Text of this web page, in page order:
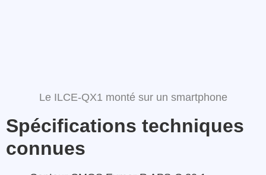
Le ILCE-QX1 monté sur un smartphone
Spécifications techniques
connues